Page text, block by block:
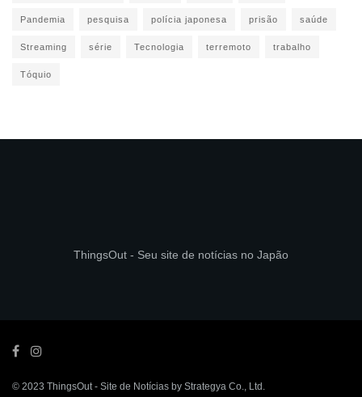
Pandemia pesquisa polícia japonesa prisão saúde
Streaming série Tecnologia terremoto trabalho
Tóquio
ThingsOut - Seu site de notícias no Japão
© 2023 ThingsOut- Site de Notícias by Strategya Co., Ltd .